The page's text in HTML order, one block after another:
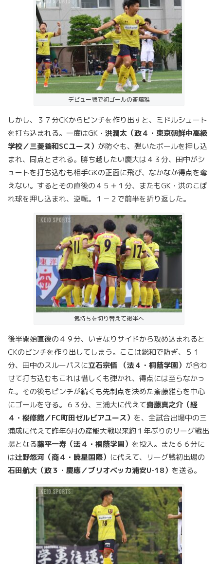
デビュー戦で初ゴールの斎藤雅
しかし、３７分CKからピンチを作り出すと、ミドルシュート
を打ち込まれる。一度はGK・ 洪潤太（政４・東京朝鮮中高級
学校／三菱養和SCユース） が防ぐも、弾いたボールを押し込
まれ、同点とされる。勝ち越したい慶大は４３分、田中がシ
ュートを打ち込むも相手GKの正面に飛び、なかなか得点を奪
えない。するとその直後の４５＋１分、またもGK・洪のこぼ
れ球を押し込まれ、逆転。１－２で前半を折り返した。
気持ちを切り替えて後半へ
後半開始直後の４９分、いきなりサイドから攻め込まれると
CKのピンチを作り出してしまう。ここは総和で防ぎ、５１
分、田中のスルーパスに立石宗悟 （法４・桐蔭学園） が合わ
せて打ち込むもこれは惜しくも弾かれ、得点には至らなかっ
た。その後もピンチが続くも先制点を決めた斎藤雅らを中心
にゴールを守る。６３分、三浦大に代えて齋藤真之介（経
４・桜修館／FC町田ゼルビアユース） を、全試合出場中の三
浦成に代えて昨年6月の産能大戦以来約１年ぶりのリーグ戦出
場となる藤平一寿（法４・桐蔭学園） を投入。また６６分に
は辻野悠河（商４・暁星国際） に代えて、リーグ戦初出場の
石田航大（政３・慶應／ブリオベッカ浦安U-18） を送る。